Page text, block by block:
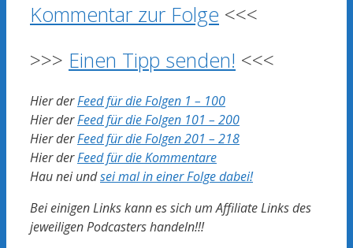
Kommentar zur Folge <<<
>>> Einen Tipp senden! <<<
Hier derFeed für die Folgen 1 – 100
Hier derFeed für die Folgen 101 – 200
Hier derFeed für die Folgen 201 – 218
Hier derFeed für die Kommentare
Hau nei undsei mal in einer Folge dabei!
Bei einigen Links kann es sich um Affiliate Links des
jeweiligen Podcasters handeln!!!